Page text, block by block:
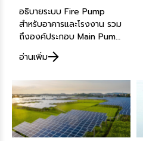
อธิบายระบบ Fire Pump
สำหรับอาคารและโรงงาน รวม
ถึงองค์ประกอบ Main Pump,
Jockey Pump, Controller,
ถังน้ำดับเพลิง พร้อมแนวคิด
อ่านเพิ่ม